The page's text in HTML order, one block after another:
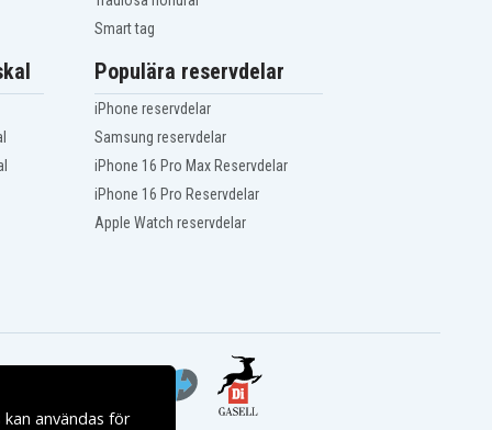
Smart tag
Populära reservdelar
iPhone reservdelar
Samsung reservdelar
iPhone 16 Pro Max Reservdelar
iPhone 16 Pro Reservdelar
Apple Watch reservdelar
användas för